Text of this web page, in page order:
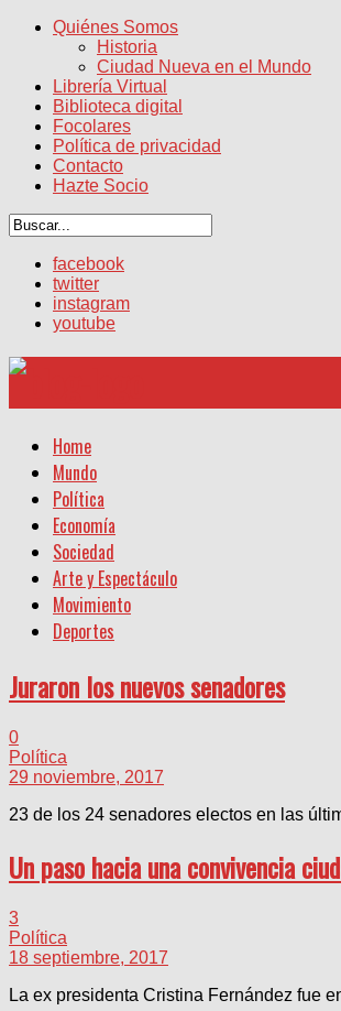
Quiénes Somos
Historia
Ciudad Nueva en el Mundo
Librería Virtual
Biblioteca digital
Focolares
Política de privacidad
Contacto
Hazte Socio
facebook
twitter
instagram
youtube
Home
Mundo
Política
Economía
Sociedad
Arte y Espectáculo
Movimiento
Deportes
Juraron los nuevos senadores
0
Política
29 noviembre, 2017
23 de los 24 senadores electos en las
Un paso hacia una convivencia
3
Política
18 septiembre, 2017
La ex presidenta Cristina Fernández fue